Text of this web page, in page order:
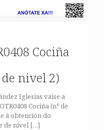
Cociña
nivel 2)
Iglesias vaise a
Cociña (nº de
á obtención do
de nivel[…]